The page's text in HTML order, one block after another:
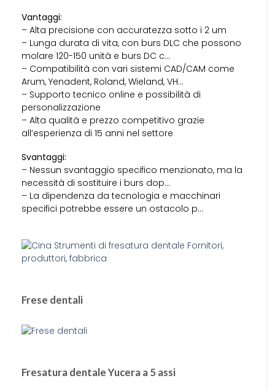
Vantaggi:
– Alta precisione con accuratezza sotto i 2 um
– Lunga durata di vita, con burs DLC che possono
molare 120-150 unità e burs DC c…
– Compatibilità con vari sistemi CAD/CAM come
Arum, Yenadent, Roland, Wieland, VH…
– Supporto tecnico online e possibilità di
personalizzazione
– Alta qualità e prezzo competitivo grazie
all’esperienza di 15 anni nel settore
Svantaggi:
– Nessun svantaggio specifico menzionato, ma la
necessità di sostituire i burs dop…
– La dipendenza da tecnologia e macchinari
specifici potrebbe essere un ostacolo p…
Frese dentali
Fresatura dentale Yucera a 5 assi